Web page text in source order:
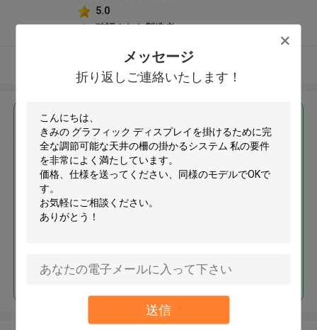
メッセージ
折り返しご連絡いたします！
送信
5.0
確認された製造者
多くを見て下さい
グラフィック ディスプレイを掛
けるために完全な調節可能な天
続行